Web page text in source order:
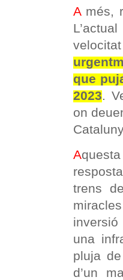
Amés,
que
2023.
on
A
trens
una
pluja
d’un